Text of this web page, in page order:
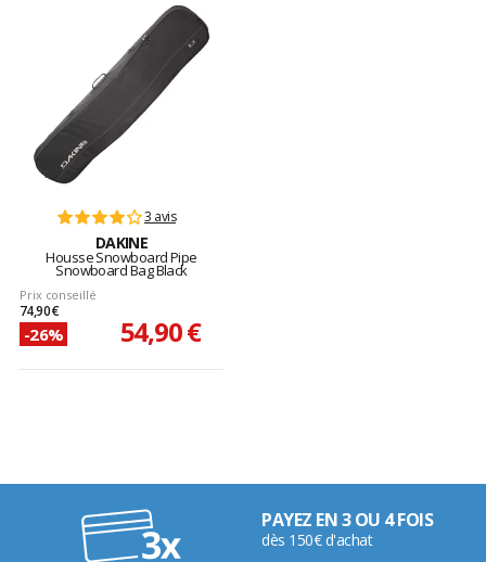
3 avis
DAKINE
Housse Snowboard Pipe
Snowboard Bag Black
Prix conseillé
74,90 €
-26% 54,90 €
PAYEZ EN 3 OU 4 FOIS
dès 150€ d'achat